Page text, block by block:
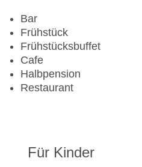
Landeskategorie: 4 Sterne
Bar
Frühstück
Frühstücksbuffet
Cafe
Halbpension
Restaurant
Für Kinder